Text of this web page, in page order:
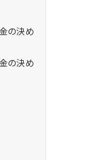
の決め
の決め